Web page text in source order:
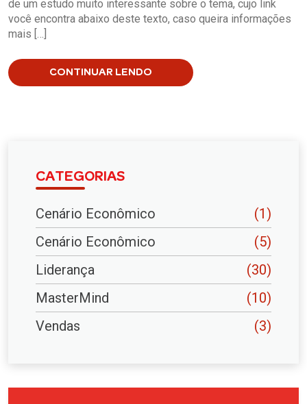
de um estudo muito interessante sobre o tema, cujo link
você encontra abaixo deste texto, caso queira informações
mais […]
CONTINUAR LENDO
CATEGORIAS
Cenário Econômico
(1)
Cenário Econômico
(5)
Liderança
(30)
MasterMind
(10)
Vendas
(3)